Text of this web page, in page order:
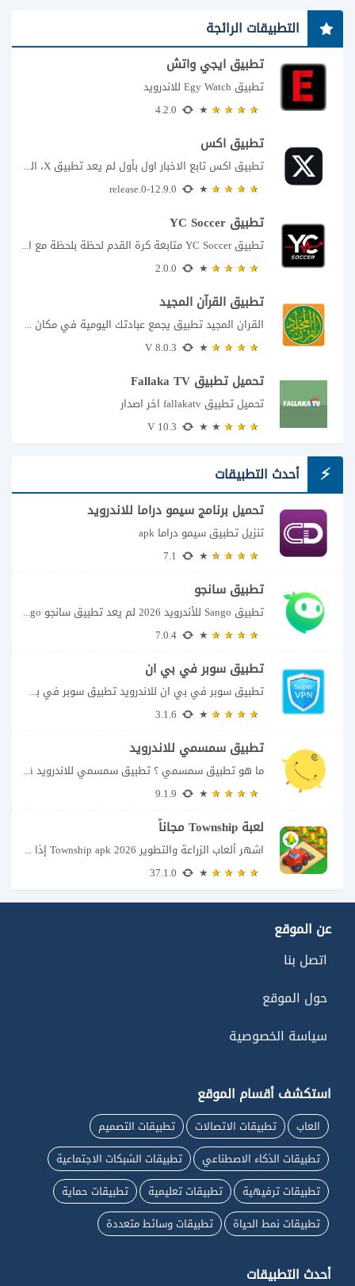
التطبيقات الرائجة
تطبيق ايجي واتش
تطبيق Egy Watch للاندرويد
تطبيق اكس
تطبيق اكس تابع الاخبار اول بأول لم يعد تطبيق X، المعروف سابقا باسم تويتر،...
تطبيق YC Soccer
تطبيق YC Soccer متابعة كرة القدم لحظة بلحظة مع اقتراب مباراة مصر والأرجنتين في...
تطبيق القرآن المجيد
القران المجيد تطبيق يجمع عبادتك اليومية في مكان واحد إذا كنت تبحث عن تطبيق...
تحميل تطبيق Fallaka TV
تحميل تطبيق fallakatv اخر اصدار
أحدث التطبيقات
تحميل برنامج سيمو دراما للاندرويد
تنزيل تطبيق سيمو دراما apk
تطبيق سانجو
تطبيق Sango للأندرويد 2026 لم يعد تطبيق سانجو Sango مجرد مساحة لإرسال الرسائل أو...
تطبيق سوبر في بي ان
تطبيق سوبر في بي ان للاندرويد تطبيق سوبر في بي ان من تطبيقات الشبكات...
تطبيق سمسمي للاندرويد
ما هو تطبيق سمسمي ؟ تطبيق سمسمي للاندرويد SimSimi هو برنامج دردشة افتراضية يسمح...
لعبة Township مجاناً
اشهر ألعاب الزراعة والتطوير Township apk 2026 إذا كنت تحب ألعاب الزراعة وبناء المدن،...
عن الموقع
اتصل بنا
حول الموقع
سياسة الخصوصية
استكشف أقسام الموقع
العاب تطبيقات الاتصالات
تطبيقات التصميم
تطبيقات الذكاء الاصطناعي
تطبيقات الشبكات الاجتماعية
تطبيقات ترفيهية
تطبيقات تعليمية
تطبيقات حماية
تطبيقات نمط الحياة
تطبيقات وسائط متعددة
أحدث التطبيقات